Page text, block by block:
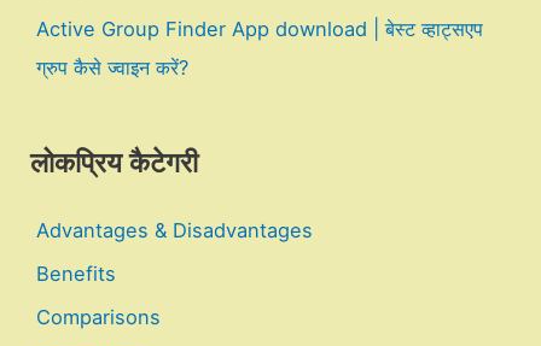
Active Group Finder App download | बेस्ट व्हाट्सएप
ग्रुप कैसे ज्वाइन करें?
लोकप्रिय कैटेगरी
Advantages & Disadvantages
Benefits
Comparisons